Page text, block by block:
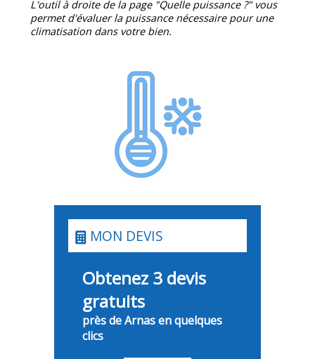
L'outil à droite de la page "Quelle puissance ?" vous
permet d'évaluer la puissance nécessaire pour une
climatisation dans votre bien.
MON DEVIS
Obtenez 3 devis
gratuits
près de Arnas en quelques
clics